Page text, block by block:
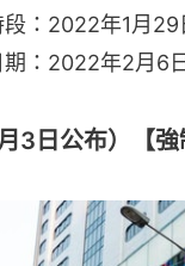
：2022年1月29
期：2022年2月6
3日公布）【